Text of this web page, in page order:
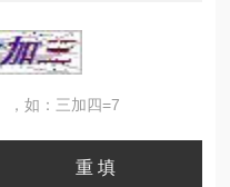
，如：三加四=7